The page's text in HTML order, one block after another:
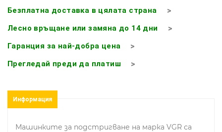
Безплатна доставка в цялата страна
Лесно връщане или замяна до 14 дни
Гаранция за най-добра цена
Прегледай преди да платиш
Информация
Машинките за подстригване на марка VGR са